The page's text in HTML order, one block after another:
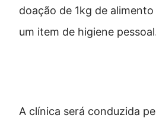
doação de 1kg de
um item de higiene
A clínica será conduzida